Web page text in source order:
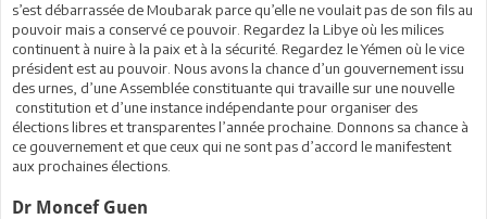
s’est débarrassée de Moubarak parce qu’elle ne voulait pas de son fils au
pouvoir mais a conservé ce pouvoir. Regardez la Libye où les milices
continuent à nuire à la paix et à la sécurité. Regardez le Yémen où le vice
président est au pouvoir. Nous avons la chance d’un gouvernement issu
des urnes, d’une Assemblée constituante qui travaille sur une nouvelle
constitution et d’une instance indépendante pour organiser des
élections libres et transparentes l’année prochaine. Donnons sa chance à
ce gouvernement et que ceux qui ne sont pas d’accord le manifestent
aux prochaines élections.
Dr Moncef Guen